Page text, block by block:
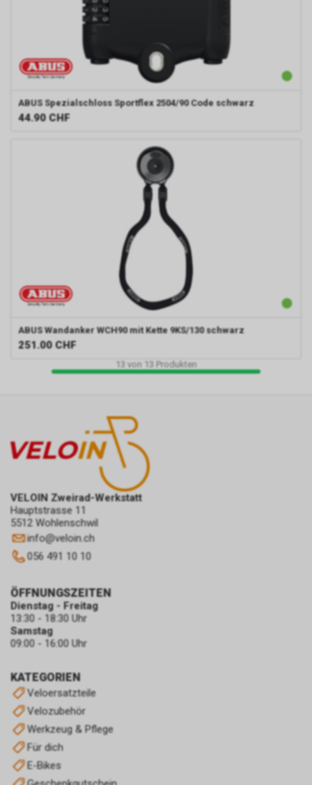
ABUS Spezialschloss Sportflex 2504/90 Code schwarz
44.90 CHF
ABUS Wandanker WCH90 mit Kette 9KS/130 schwarz
251.00 CHF
13 von 13 Produkten
VELOIN Zweirad-Werkstatt
Hauptstrasse 11
5512 Wohlenschwil
info@veloin.ch
056 491 10 10
KATEGORIEN
Veloersatzteile
Velozubehör
Werkzeug & Pflege
Für dich
E-Bikes
ÖFFNUNGSZEITEN
Dienstag - Freitag
13:30 - 18:30 Uhr
Samstag
09:00 - 16:00 Uhr